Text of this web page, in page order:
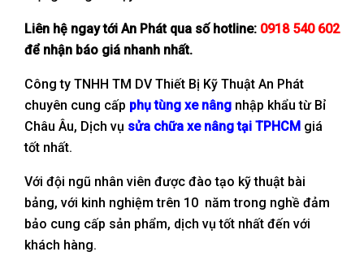
Liên hệ ngay tới An Phát qua số hotline: 0918 540 602
để nhận báo giá nhanh nhất.
Công ty TNHH TM DV Thiết Bị Kỹ Thuật An Phát
chuyên cung cấp phụ tùng xe nâng nhập khẩu từ Bỉ
Châu Âu, Dịch vụ sửa chữa xe nâng tại TPHCM giá
tốt nhất.
Với đội ngũ nhân viên được đào tạo kỹ thuật bài
bảng, với kinh nghiệm trên 10 năm trong nghề đảm
bảo cung cấp sản phẩm, dịch vụ tốt nhất đến với
khách hàng.